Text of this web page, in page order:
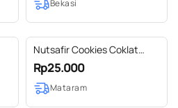
Bekasi
Nutsafir Cookies Coklat
Almond
Rp25.000
Mataram